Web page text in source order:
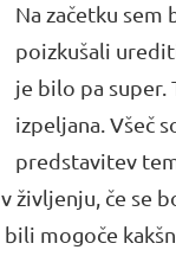
Na začetku
poizkušali
je bilo pa super.
izpeljana. Všeč
predstavitev
življenju, če se
mogoče